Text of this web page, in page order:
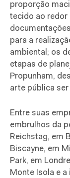
proporção
tecido ao redor
para a
ambiental; os
etapas de
Propunham,
arte pública
Entre suas
embrulhos da
Reichstag, em
Biscayne, em
Park, em
Monte Isola e a